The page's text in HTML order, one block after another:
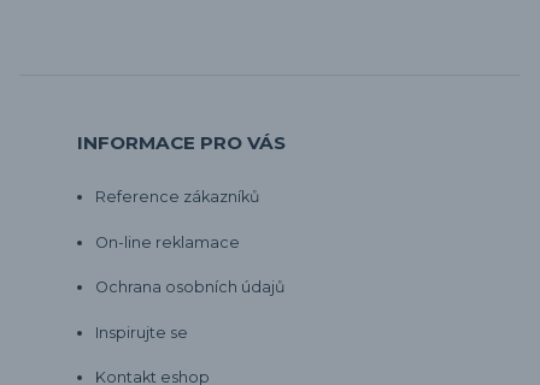
INFORMACE PRO VÁS
Reference zákazníků
On-line reklamace
Ochrana osobních údajů
Inspirujte se
Kontakt eshop